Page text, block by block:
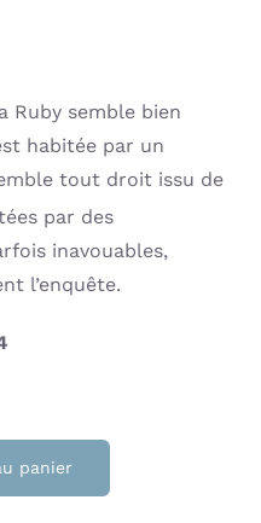
Ruby semble bien
habitée par un
tout droit issu de
par des
inavouables,
l’enquête.
panier